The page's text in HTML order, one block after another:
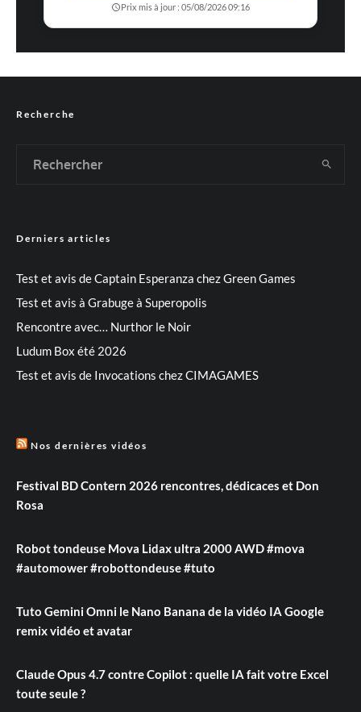
Prix mis à jour : 05/08/2026 09:16
Recherche
Derniers articles
Test et avis de Captain Esperanza chez Green Games
Test et avis à Grabuge à Superopolis
Rencontre avec… Nurthor le Noir
Ludum Box été 2026
Test et avis de Invocations chez CIMAGAMES
Nos dernières vidéos
Festival BD Contern 2026 rencontres, dédicaces et Don
Rosa
Robot tondeuse Mova Lidax ultra 2000 AWD #mova
#automower #robottondeuse #tuto
Tuto Gemini Omni le Nano Banana de la vidéo IA Google
remix vidéo et avatar
Claude Opus 4.7 contre Copilot : quelle IA fait votre Excel
toute seule ?